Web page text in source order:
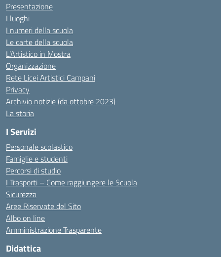
Presentazione
I luoghi
I numeri della scuola
Le carte della scuola
L’Artistico in Mostra
Organizzazione
Rete Licei Artistici Campani
Privacy
Archivio notizie (da ottobre 2023)
La storia
I Servizi
Personale scolastico
Famiglie e studenti
Percorsi di studio
I Trasporti – Come raggiungere le Scuola
Sicurezza
Aree Riservate del Sito
Albo on line
Amministrazione Trasparente
Didattica